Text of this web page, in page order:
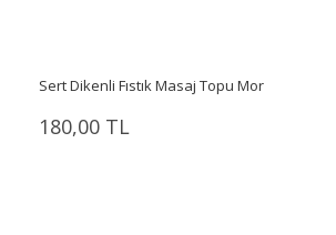
Sert Dikenli Fıstık Masaj Topu Mor
180,00 TL